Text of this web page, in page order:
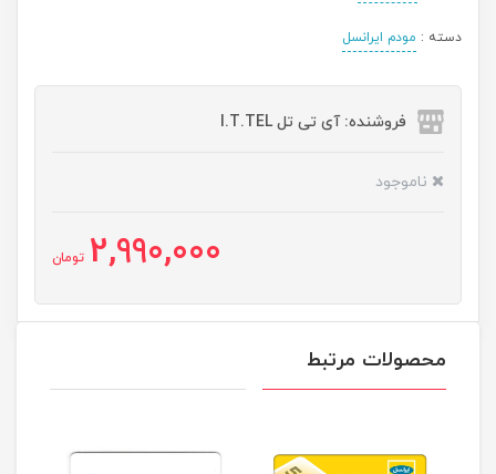
دسته : مودم ایرانسل
فروشنده: آی تی تل I.T.TEL
ناموجود
2,990,000 تومان
محصولات مرتبط